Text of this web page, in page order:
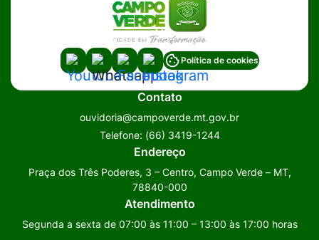
Acessar
a
Social
Acessar
a
Social
Whatsapp
Acessar
a
Rede
Social
Facebook
Acessar
a
Rede
Social
Instagram
Política de cookies
Contato
ouvidoria@campoverde.mt.gov.br
Telefone: (66) 3419-1244
Endereço
Praça dos Três Poderes, 3 – Centro, Campo Verde – MT,
78840-000
Atendimento
Segunda a sexta de 07:00 às 11:00 – 13:00 às 17:00 horas